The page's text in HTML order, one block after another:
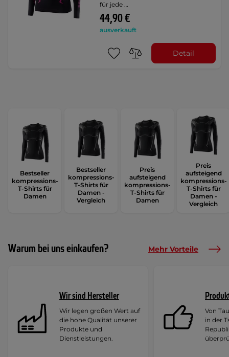
für jede …
44,90 €
ausverkauft
Detail
Bestseller
kompressions-
T-Shirts für
Damen
Bestseller
kompressions-
T-Shirts für
Damen -
Vergleich
Preis
aufsteigend
kompressions-
T-Shirts für
Damen
Preis
aufsteigend
kompressions-
T-Shirts für
Damen -
Vergleich
Warum bei uns einkaufen? Mehr Vorteile
Wir sind Hersteller
Wir legen großen Wert auf
die hohe Qualität unserer
Produkte und
Dienstleistungen.
Von
in der